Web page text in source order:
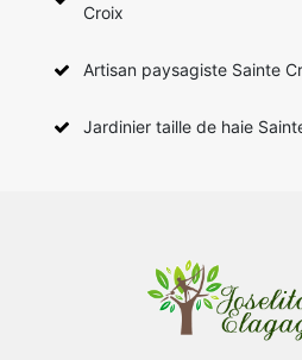
Croix
Artisan paysagiste Sainte
Jardinier taille de haie